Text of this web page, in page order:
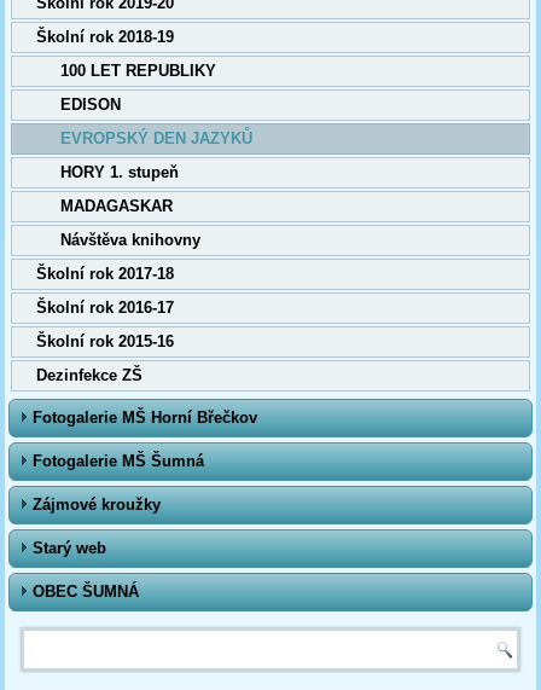
Školní rok 2018-19
100 LET REPUBLIKY
EDISON
EVROPSKÝ DEN JAZYKŮ
HORY 1. stupeň
MADAGASKAR
Návštěva knihovny
Školní rok 2017-18
Školní rok 2016-17
Školní rok 2015-16
Dezinfekce ZŠ
Fotogalerie MŠ Horní Břečkov
Fotogalerie MŠ Šumná
Zájmové kroužky
Starý web
OBEC ŠUMNÁ
Vyhledávání